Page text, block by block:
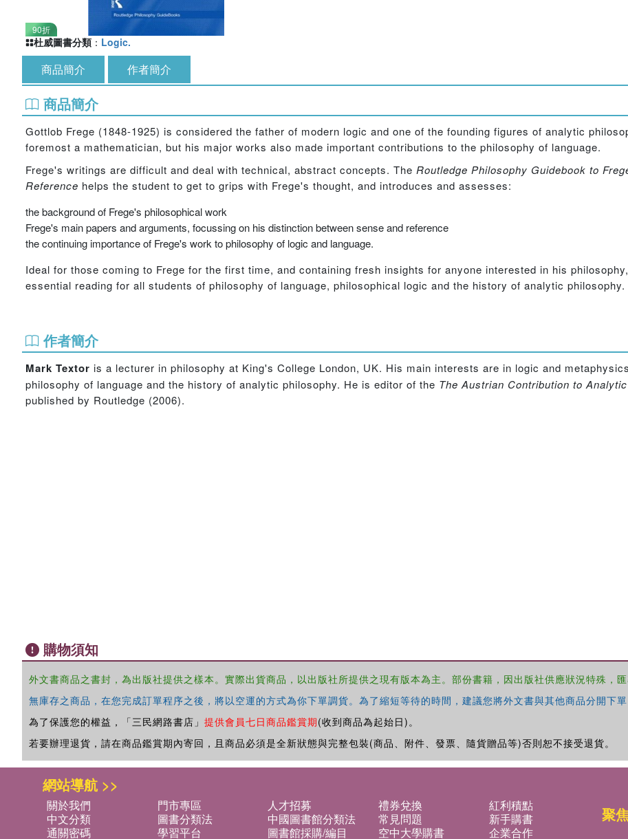
90折
杜威圖書分類 ： Logic.
商品簡介 作者簡介
商品簡介
Gottlob Frege (1848-1925) is considered the father of modern logic and one of the founding figures of analytic
foremost a mathematician, but his major works also made important contributions to the philosophy of language.
Frege's writings are difficult and deal with technical, abstract concepts. The Routledge Philosophy Guidebook to
Reference helps the student to get to grips with Frege's thought, and introduces and assesses:
the background of Frege's philosophical work
Frege's main papers and arguments, focussing on his distinction between sense and reference
the continuing importance of Frege's work to philosophy of logic and language.
Ideal for those coming to Frege for the first time, and containing fresh insights for anyone interested in his
essential reading for all students of philosophy of language, philosophical logic and the history of analytic philosophy.
作者簡介
Mark Textor is a lecturer in philosophy at King's College London, UK. His main interests are in logic and
philosophy of language and the history of analytic philosophy. He is editor of the The Austrian Contribution to
published by Routledge (2006).
購物須知
外文書商品之書封，為出版社提供之樣本。實際出貨商品，以出版社所提供之現有版本為主。部份書籍，因出版社供應狀況特殊，匯
無庫存之商品，在您完成訂單程序之後，將以空運的方式為你下單調貨。為了縮短等待的時間，建議您將外文書與其他商品分開下
為了保護您的權益，「三民網路書店」 提供會員七日商品鑑賞期(收到商品為起始日)。
若要辦理退貨，請在商品鑑賞期內寄回，且商品必須是全新狀態與完整包裝(商品、附件、發票、隨貨贈品等)否則恕不接受退貨。
網站導航 >>
關於我們 門市專區 人才招募 禮券兌換
紅利積點
中文分類
圖書分類法 中國圖書館分類法 常見問題
新手購書
通關密碼
學習平台 圖書館採購/編目 空中大學購書
企業合作
聚